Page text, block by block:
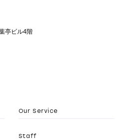
亭ビル4階
Our Service
Staff